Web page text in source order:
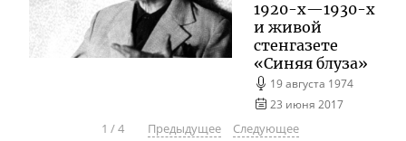
1920-х—1930-х
и живой
стенгазете
«Синяя блуза»
19 августа 1974
23 июня 2017
1 /4 Предыдущее
Следующее